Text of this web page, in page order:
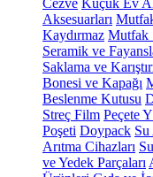
Cezve Küçük Ev
Aksesuarları
Kaydırmaz Mutfak
Seramik ve
Saklama ve
Bonesi ve Kapağı
Beslenme Kutusu
Streç Film Peçete
Poşeti Doypack Su
Arıtma Cihazları
ve Yedek Parçaları